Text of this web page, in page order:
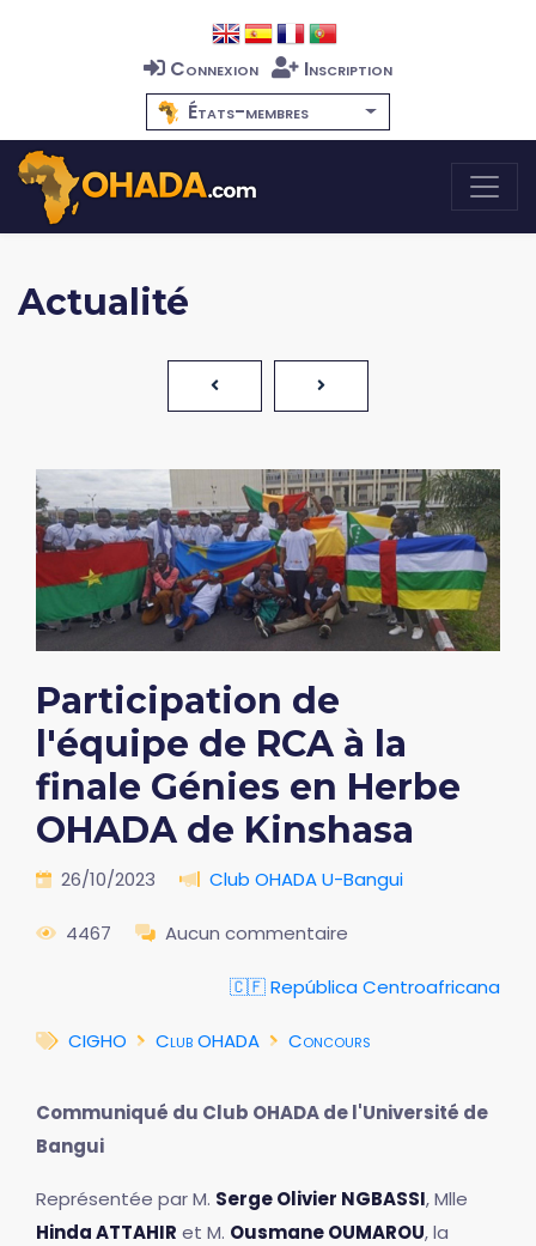
Connexion
Inscription
États-membres
Actualité
Participation de
l'équipe de RCA à la
finale Génies en Herbe
OHADA de Kinshasa
26/10/2023 Club OHADA U-Bangui
4467 Aucun commentaire
🇨🇫 República Centroafricana
CIGHO Club OHADA Concours
Communiqué du Club OHADA de l'Université de
Bangui
Représentée par M. Serge Olivier NGBASSI, Mlle
Hinda ATTAHIR et M. Ousmane OUMAROU, la